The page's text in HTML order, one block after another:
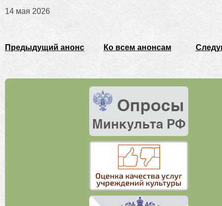
14 мая 2026
Предыдущий анонс Ко всем анонсам